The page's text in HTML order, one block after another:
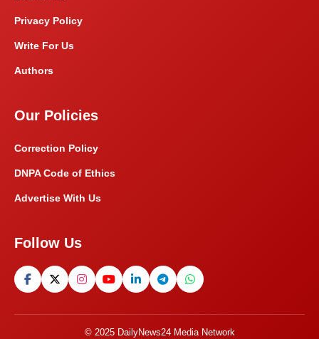
Privacy Policy
Write For Us
Authors
Our Policies
Correction Policy
DNPA Code of Ethics
Advertise With Us
Follow Us
© 2025 DailyNews24 Media Network